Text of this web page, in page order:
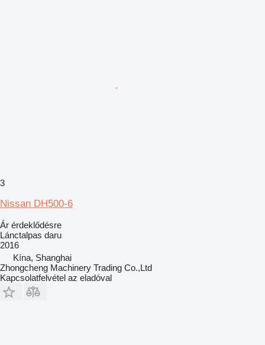
3
Nissan DH500-6
Ár érdeklődésre
Lánctalpas daru
2016
Kína, Shanghai
Zhongcheng Machinery Trading Co.,Ltd
Kapcsolatfelvétel az eladóval